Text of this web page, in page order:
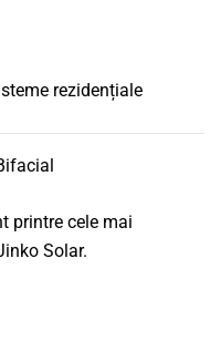
rezidențiale
printre cele mai
Solar.